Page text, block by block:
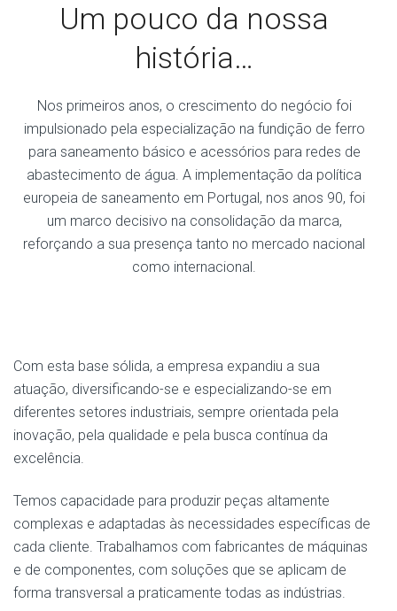
Um pouco da nossa
história…
Nos primeiros anos, o crescimento do negócio foi
impulsionado pela especialização na fundição de ferro
para saneamento básico e acessórios para redes de
abastecimento de água. A implementação da política
europeia de saneamento em Portugal, nos anos 90, foi
um marco decisivo na consolidação da marca,
reforçando a sua presença tanto no mercado nacional
como internacional.
Com esta base sólida, a empresa expandiu a sua
atuação, diversificando-se e especializando-se em
diferentes setores industriais, sempre orientada pela
inovação, pela qualidade e pela busca contínua da
excelência.
Temos capacidade para produzir peças altamente
complexas e adaptadas às necessidades específicas de
cada cliente. Trabalhamos com fabricantes de máquinas
e de componentes, com soluções que se aplicam de
forma transversal a praticamente todas as indústrias.